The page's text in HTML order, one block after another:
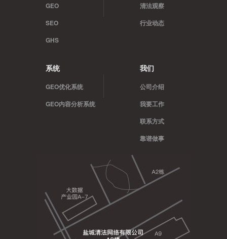
GEO
SEO
GHS
清法观察
行业动态
系统
GEO优化系统
GEO内容分析系统
我们
公司介绍
我要工作
联系方式
靠谱做事